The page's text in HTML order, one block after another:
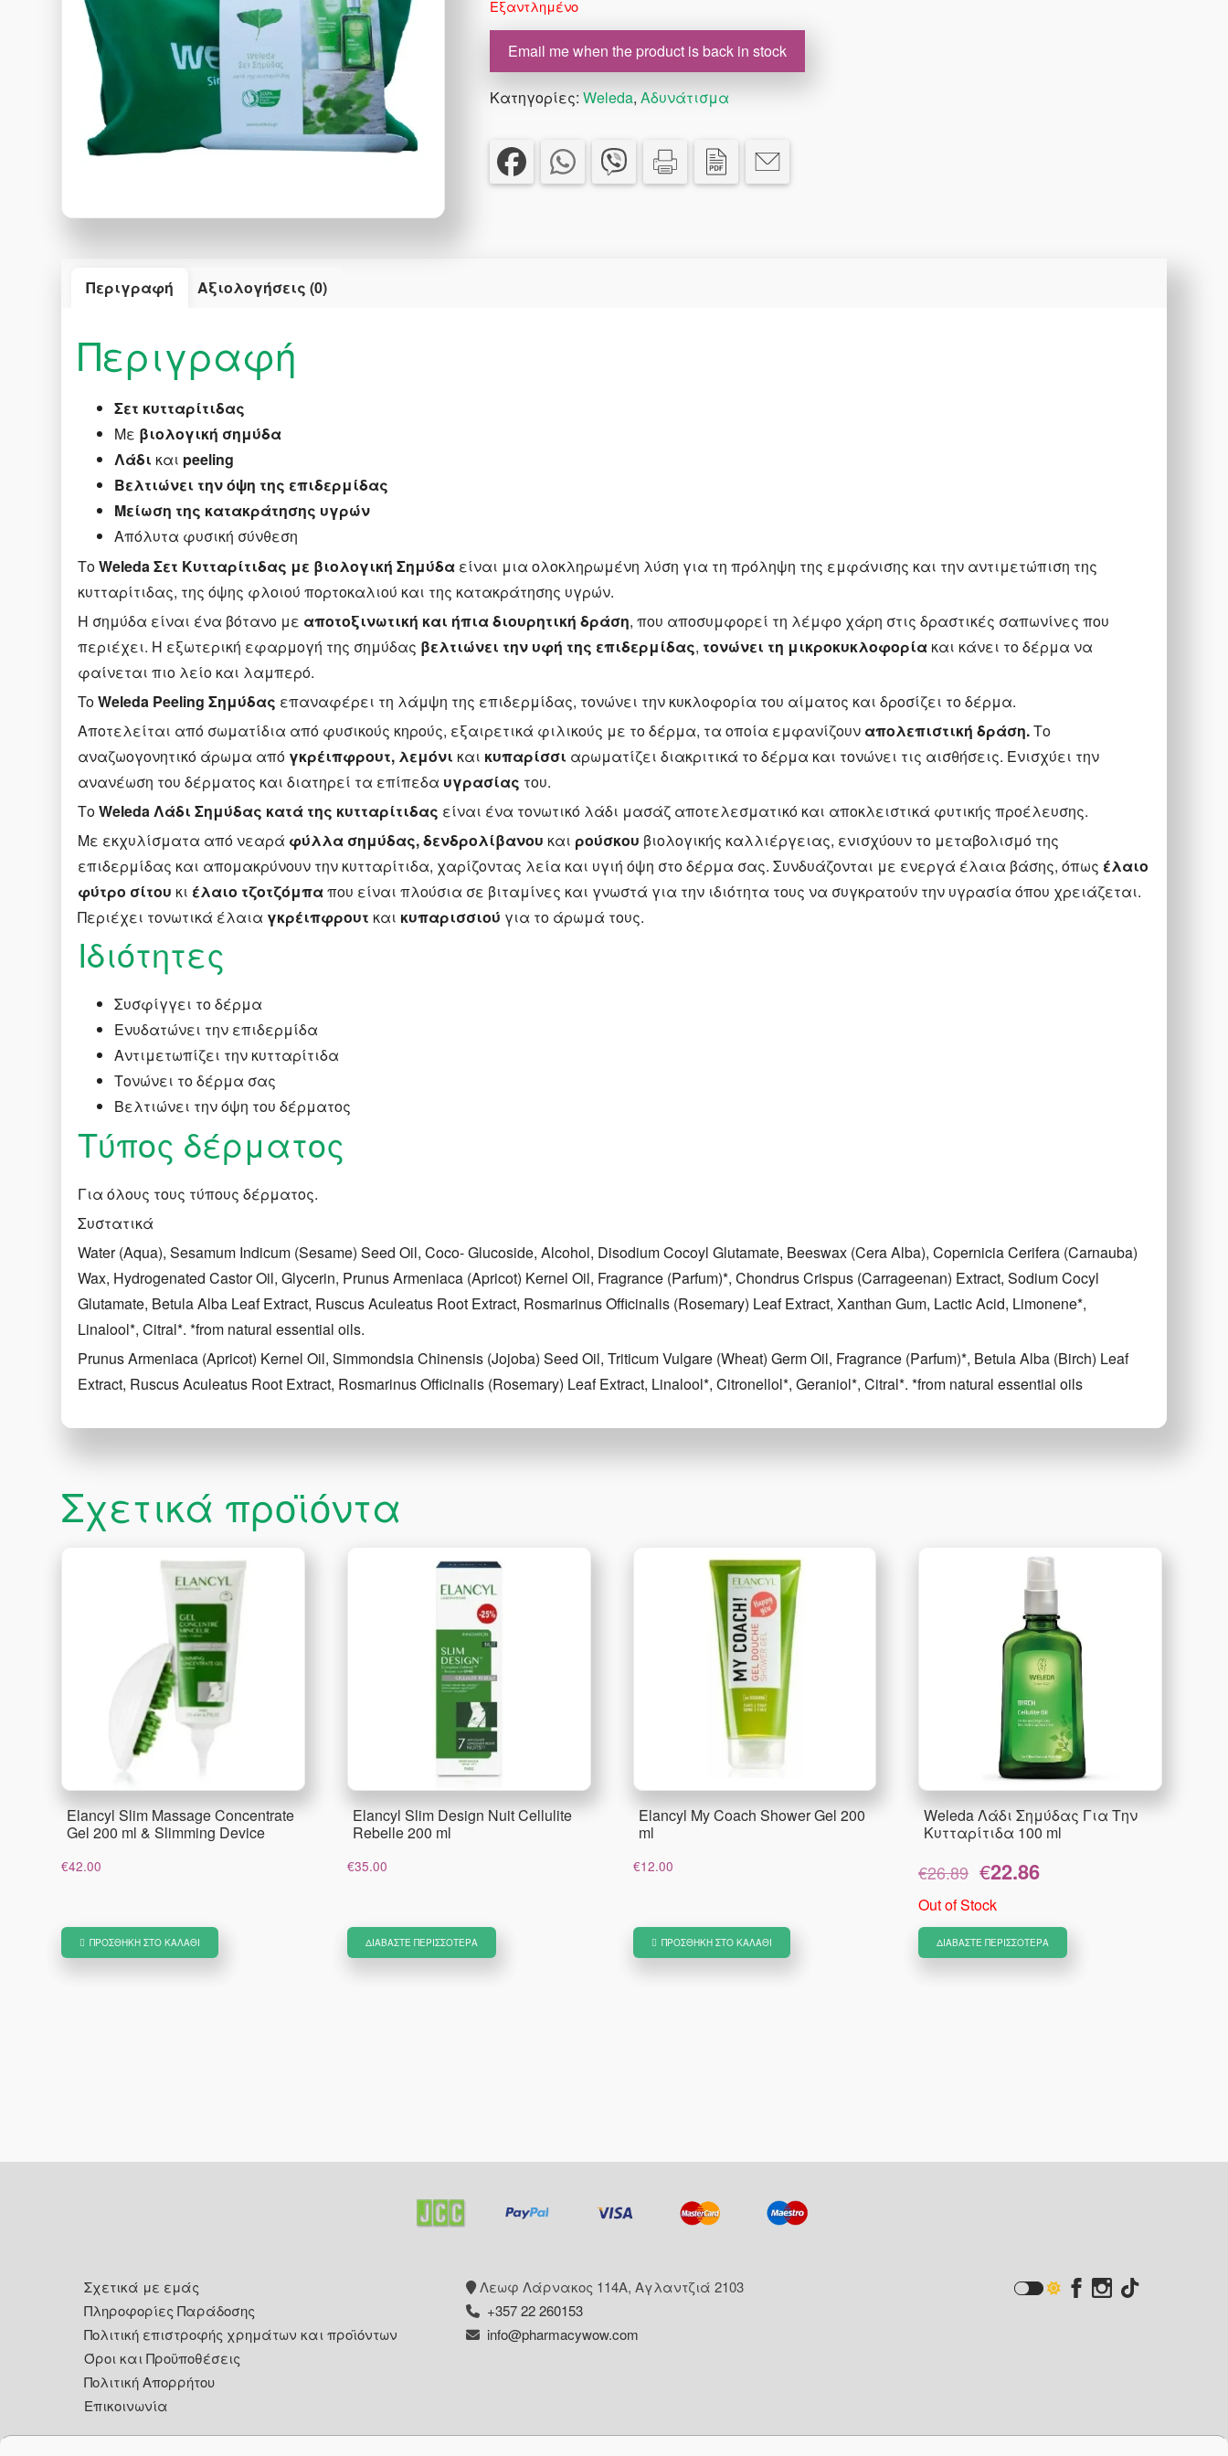
€42.00.
Εξαντλημένο
Email me when the product is back in stock
Κατηγορίες: Weleda, Αδυνάτισμα
Περιγραφή Αξιολογήσεις (0)
Περιγραφή
Σετ κυτταρίτιδας
Με βιολογική σημύδα
Λάδι και peeling
Βελτιώνει την όψη της επιδερμίδας
Μείωση της κατακράτησης υγρών
Απόλυτα φυσική σύνθεση
ΤοWeleda Σετ Κυτταρίτιδας με βιολογική Σημύδα είναι μια ολοκληρωμένη λύση για τη πρόληψη της εμφάνισης και την αντιμετώπιση της
κυτταρίτιδας, της όψης φλοιού πορτοκαλιού και της κατακράτησης υγρών.
Η σημύδα είναι ένα βότανο με αποτοξινωτική και ήπια διουρητική δράση, που αποσυμφορεί τη λέμφο χάρη στις δραστικές σαπωνίνες που
περιέχει. Η εξωτερική εφαρμογή της σημύδας βελτιώνει την υφή της επιδερμίδας, τονώνει τη μικροκυκλοφορία και κάνει το δέρμα να
φαίνεται πιο λείο και λαμπερό.
ToWeleda Peeling Σημύδας επαναφέρει τη λάμψη της επιδερμίδας, τονώνει την κυκλοφορία του αίματος και δροσίζει το δέρμα.
Αποτελείται από σωματίδια από φυσικούς κηρούς, εξαιρετικά φιλικούς με το δέρμα, τα οποία εμφανίζουν απολεπιστική δράση.Το
αναζωογονητικό άρωμα από γκρέιπφρουτ, λεμόνι και κυπαρίσσι αρωματίζει διακριτικά το δέρμα και τονώνει τις αισθήσεις. Ενισχύει την
ανανέωση του δέρματος και διατηρεί τα επίπεδα υγρασίας του.
ΤοWeleda Λάδι Σημύδας κατά της κυτταρίτιδας είναι ένα τονωτικό λάδι μασάζ αποτελεσματικό και αποκλειστικά φυτικής προέλευσης.
Με εκχυλίσματα από νεαρά φύλλα σημύδας, δενδρολίβανου και ρούσκου βιολογικής καλλιέργειας, ενισχύουν το μεταβολισμό της
επιδερμίδας και απομακρύνουν την κυτταρίτιδα, χαρίζοντας λεία και υγιή όψη στο δέρμα σας. Συνδυάζονται με ενεργά έλαια βάσης, όπως έλαιο
φύτρο σίτου κι έλαιο τζοτζόμπαπου είναι πλούσια σε βιταμίνες και γνωστά για την ιδιότητα τους να συγκρατούν την υγρασία όπου χρειάζεται.
Περιέχει τονωτικά έλαια γκρέιπφρουτ και κυπαρισσιού για το άρωμά τους.
Ιδιότητες
Συσφίγγει το δέρμα
Ενυδατώνει την επιδερμίδα
Αντιμετωπίζει την κυτταρίτιδα
Τονώνει το δέρμα σας
Βελτιώνει την όψη του δέρματος
Τύπος δέρματος
Για όλους τους τύπους δέρματος.
Συστατικά
Water (Aqua), Sesamum Indicum (Sesame) Seed Oil, Coco- Glucoside, Alcohol, Disodium Cocoyl Glutamate, Beeswax (Cera Alba), Copernicia Cerifera (Carnauba)
Wax, Hydrogenated Castor Oil, Glycerin, Prunus Armeniaca (Apricot) Kernel Oil, Fragrance (Parfum)*, Chondrus Crispus (Carrageenan) Extract, Sodium Cocyl
Glutamate, Betula Alba Leaf Extract, Ruscus Aculeatus Root Extract, Rosmarinus Officinalis (Rosemary) Leaf Extract, Xanthan Gum, Lactic Acid, Limonene*,
Linalool*, Citral*. *from natural essential oils.
Prunus Armeniaca (Apricot) Kernel Oil, Simmondsia Chinensis (Jojoba) Seed Oil, Triticum Vulgare (Wheat) Germ Oil, Fragrance (Parfum)*, Betula Alba (Birch) Leaf
Extract, Ruscus Aculeatus Root Extract, Rosmarinus Officinalis (Rosemary) Leaf Extract, Linalool*, Citronellol*, Geraniol*, Citral*. *from natural essential oils
Σχετικά προϊόντα
Elancyl Slim Massage Concentrate
Gel 200 ml & Slimming Device
€42.00
ΠΡΟΣΘΉΚΗ ΣΤΟ ΚΑΛΆΘΙ
Elancyl Slim Design Nuit Cellulite
Rebelle 200 ml
€35.00
ΔΙΑΒΆΣΤΕ ΠΕΡΙΣΣΌΤΕΡΑ
Elancyl My Coach Shower Gel 200
ml
€12.00
ΠΡΟΣΘΉΚΗ ΣΤΟ ΚΑΛΆΘΙ
Weleda Λάδι Σημύδας Για Την
Κυτταρίτιδα 100 ml
€26.89
Original
price
was:
€22.86
€22.86.
Out of Stock
ΔΙΑΒΆΣΤΕ ΠΕΡΙΣΣΌΤΕΡΑ
FooterΣχετικά με εμάς
Πληροφορίες Παράδοσης
Πολιτική επιστροφής χρημάτων και προϊόντων
Όροι και Προϋποθέσεις
Πολιτική Απορρήτου
Επικοινωνία
Λεωφ Λάρνακος 114Α, Αγλαντζιά 2103
+357 22 260153
info@pharmacywow.com